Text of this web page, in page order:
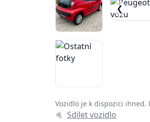
❮
Vozidlo je k dispozici ihned.
Sdílet vozidlo